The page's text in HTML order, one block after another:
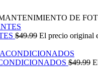
DE
$49.99 El precio original
$49.99